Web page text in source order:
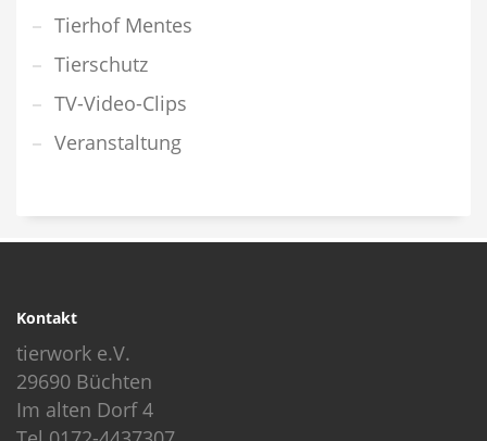
Tierhof Mentes
Tierschutz
TV-Video-Clips
Veranstaltung
Kontakt
tierwork e.V.
29690 Büchten
Im alten Dorf 4